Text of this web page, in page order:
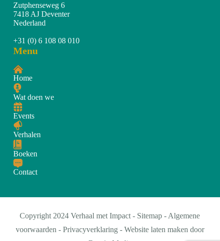
Zutphenseweg 6
7418 AJ Deventer
Nederland
+31 (0) 6 108 08 010
Menu
Home
Wat doen we
Events
Verhalen
Boeken
Contact
Copyright 2024 Verhaal met Impact - Sitemap - Algemene
voorwaarden - Privacyverklaring - Website laten maken door